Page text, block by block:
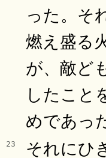
った。そ
燃え盛る
が、敵ど
したこと
めであっ
23
それにひ